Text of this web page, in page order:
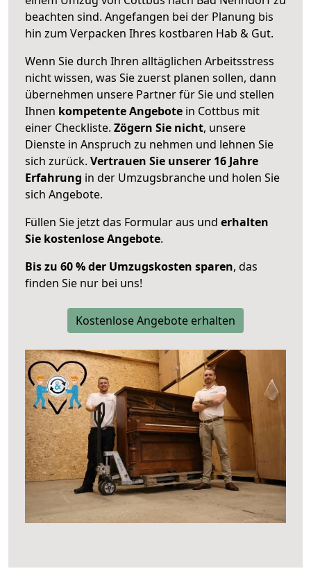
beachten sind. Angefangen bei der Planung bis
hin zum Verpacken Ihres kostbaren Hab & Gut.
Wenn Sie durch Ihren alltäglichen Arbeitsstress
nicht wissen, was Sie zuerst planen sollen, dann
übernehmen unsere Partner für Sie und stellen
Ihnen kompetente Angebote in Cottbus mit
einer Checkliste. Zögern Sie nicht, unsere
Dienste in Anspruch zu nehmen und lehnen Sie
sich zurück. Vertrauen Sie unserer 16 Jahre
Erfahrung in der Umzugsbranche und holen Sie
sich Angebote.
Füllen Sie jetzt das Formular aus und erhalten
Sie kostenlose Angebote.
Bis zu 60 % der Umzugskosten sparen, das
finden Sie nur bei uns!
Kostenlose Angebote erhalten